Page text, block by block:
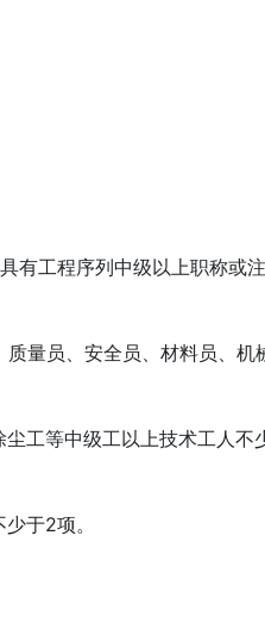
有工程序列中级以上职称或
量员、安全员、材料员、机
工等中级工以上技术工人不
于2项。